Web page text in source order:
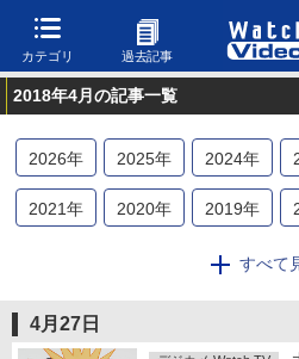
カテゴリ 過去記事
2018年4月の記事一覧
2026年 2025年 2024年
2021年 2020年 2019年
2014年
すべて
4月27日